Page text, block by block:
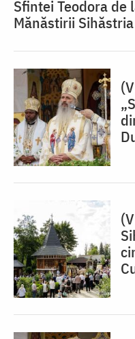
Sfintei Teodora de
Mănăstirii Sihăstria